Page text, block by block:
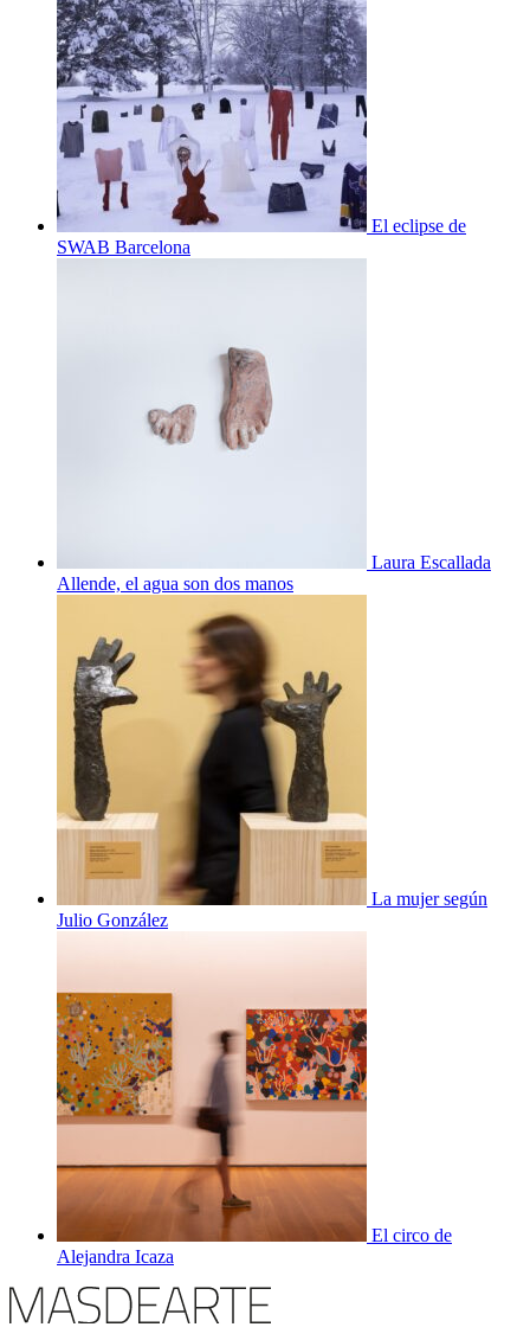
El eclipse de
SWAB Barcelona
Laura Escallada
Allende, el agua son dos manos
La mujer según
Julio González
El circo de
Alejandra Icaza